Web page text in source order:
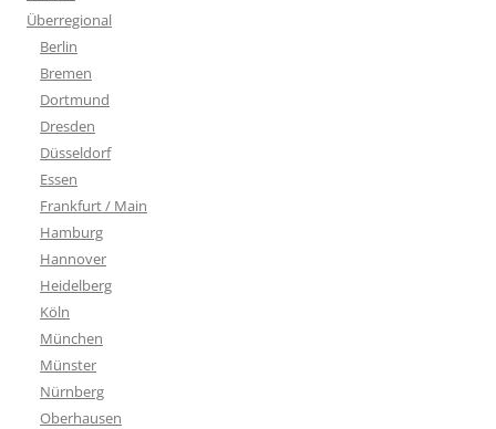
Überregional
Berlin
Bremen
Dortmund
Dresden
Düsseldorf
Essen
Frankfurt / Main
Hamburg
Hannover
Heidelberg
Köln
München
Münster
Nürnberg
Oberhausen